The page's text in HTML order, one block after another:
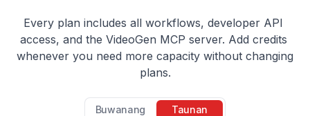
Every plan includes all workflows, developer API
access, and the VideoGen MCP server. Add credits
whenever you need more capacity without changing
plans.
Dalas ng pagbabayad
Buwanang Taunan